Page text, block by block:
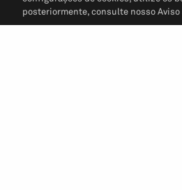
posteriormente, consulte nosso Aviso